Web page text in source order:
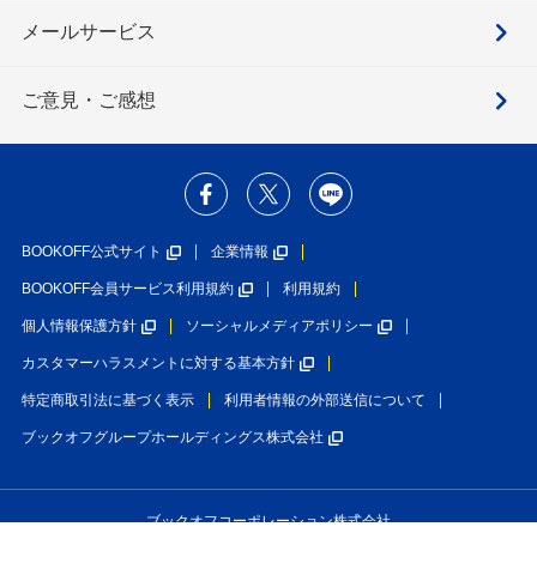
メールサービス
ご意見・ご感想
BOOKOFF公式サイト 企業情報
BOOKOFF会員サービス利用規約 利用規約
個人情報保護方針 ソーシャルメディアポリシー
カスタマーハラスメントに対する基本方針
特定商取引法に基づく表示 利用者情報の外部送信について
ブックオフグループホールディングス株式会社
ブックオフコーポレーション株式会社